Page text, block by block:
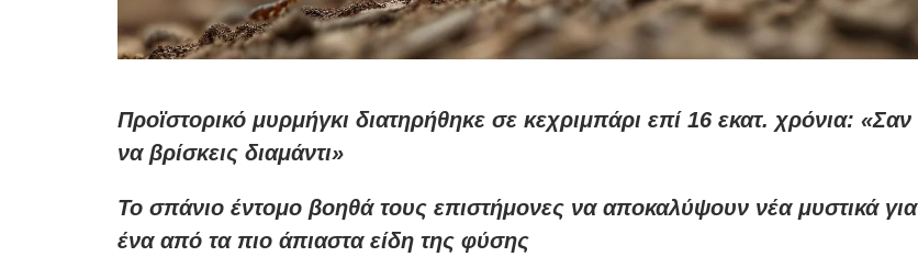
Προϊστορικό μυρμήγκι διατηρήθηκε σε κεχριμπάρι επί 16 εκατ. χρόνια: «Σαν
να βρίσκεις διαμάντι»
Το σπάνιο έντομο βοηθά τους επιστήμονες να αποκαλύψουν νέα μυστικά για
ένα από τα πιο άπιαστα είδη της φύσης